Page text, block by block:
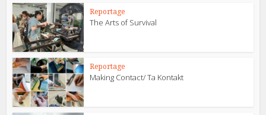
Reportage
The Arts of Survival
Reportage
Making Contact/ Ta Kontakt